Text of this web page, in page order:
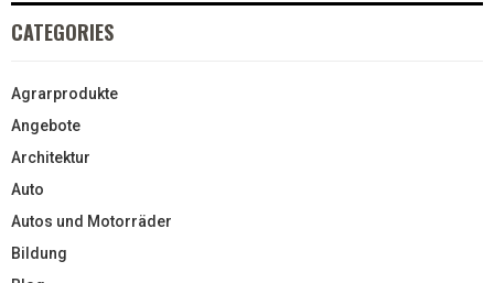
CATEGORIES
Agrarprodukte
Angebote
Architektur
Auto
Autos und Motorräder
Bildung